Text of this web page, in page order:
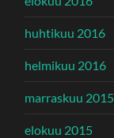
huhtikuu 2016
helmikuu 2016
marraskuu 2015
elokuu 2015